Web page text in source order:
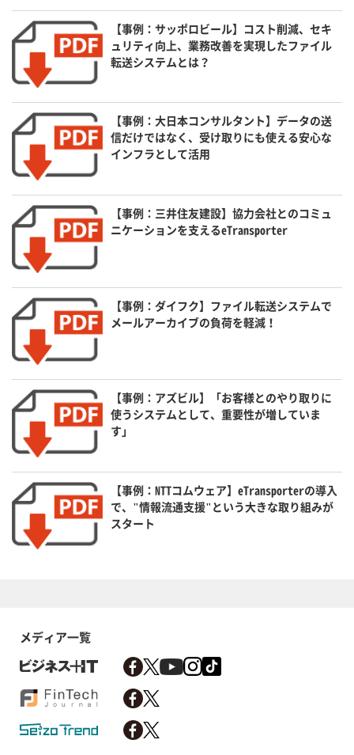
【事例：サッポロビール】コスト削減、セキ
ュリティ向上、業務改善を実現したファイル
転送システムとは？
【事例：大日本コンサルタント】データの送
信だけではなく、受け取りにも使える安心な
インフラとして活用
【事例：三井住友建設】協力会社とのコミュ
ニケーションを支えるeTransporter
【事例：ダイフク】ファイル転送システムで
メールアーカイブの負荷を軽減！
【事例：アズビル】「お客様とのやり取りに
使うシステムとして、重要性が増していま
す」
【事例：NTTコムウェア】eTransporterの導入
で、"情報流通支援"という大きな取り組みが
スタート
メディア一覧